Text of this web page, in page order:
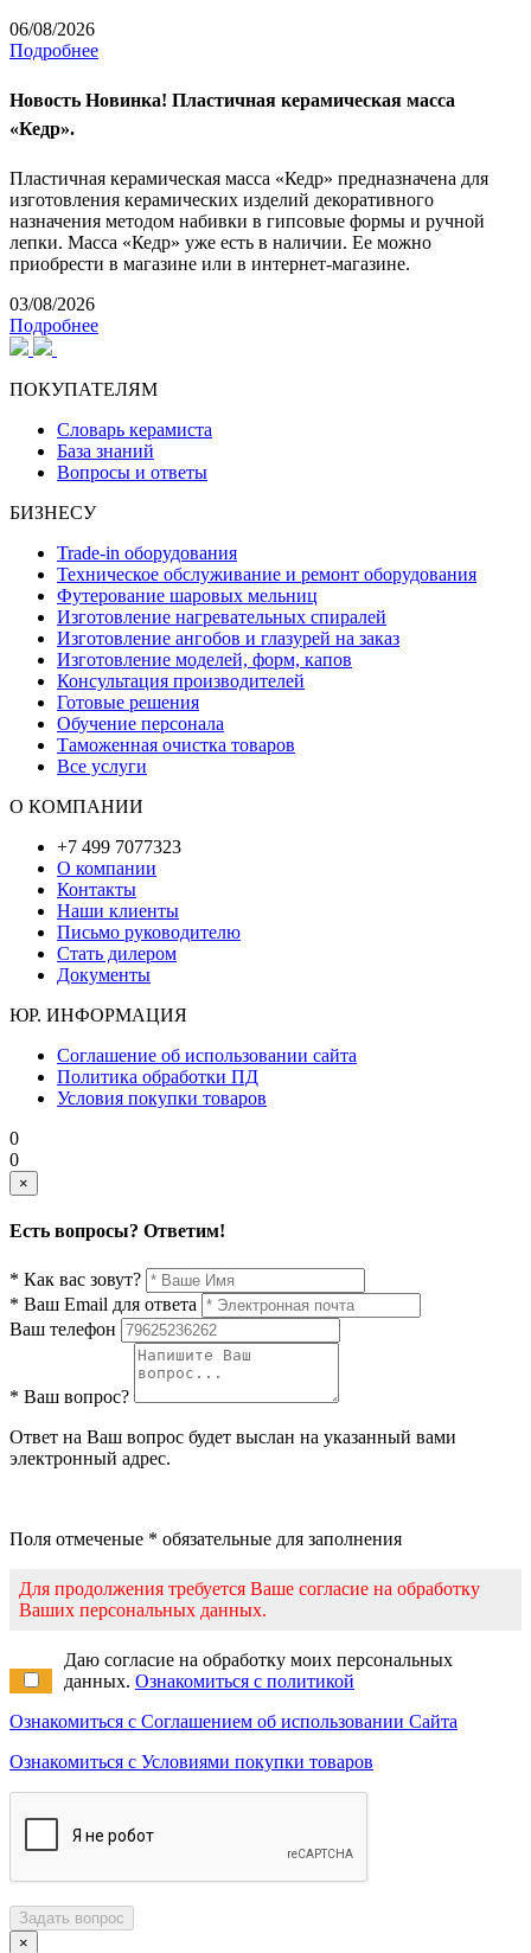
06/08/2026
Подробнее
Новость Новинка! Пластичная керамическая масса
«Кедр».
Пластичная керамическая масса «Кедр» предназначена для
изготовления керамических изделий декоративного
назначения методом набивки в гипсовые формы и ручной
лепки. Масса «Кедр» уже есть в наличии. Ее можно
приобрести в магазине или в интернет-магазине.
03/08/2026
Подробнее
ПОКУПАТЕЛЯМ
Словарь керамиста
База знаний
Вопросы и ответы
БИЗНЕСУ
Trade-in оборудования
Техническое обслуживание и ремонт оборудования
Футерование шаровых мельниц
Изготовление нагревательных спиралей
Изготовление ангобов и глазурей на заказ
Изготовление моделей, форм, капов
Консультация производителей
Готовые решения
Обучение персонала
Таможенная очистка товаров
Все услуги
О КОМПАНИИ
+7 499 7077323
О компании
Контакты
Наши клиенты
Письмо руководителю
Стать дилером
Документы
ЮР. ИНФОРМАЦИЯ
Соглашение об использовании сайта
Политика обработки ПД
Условия покупки товаров
0
0
×
Есть вопросы? Ответим!
* Как вас зовут?
* Ваш Email для ответа
Ваш телефон
* Ваш вопрос?
Ответ на Ваш вопрос будет выслан на указанный вами
электронный адрес.
Поля отмеченые * обязательные для заполнения
Для продолжения требуется Ваше согласие на обработку
Ваших персональных данных.
Даю согласие на обработку моих персональных
данных. Ознакомиться с политикой
Ознакомиться с Соглашением об использовании Сайта
Ознакомиться с Условиями покупки товаров
Задать вопрос
×